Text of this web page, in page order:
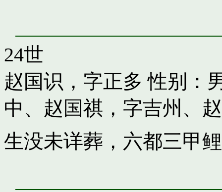
24世
赵国识，字正多 性别：
中 、 赵国祺，字吉州 、
生没未详葬，六都三甲